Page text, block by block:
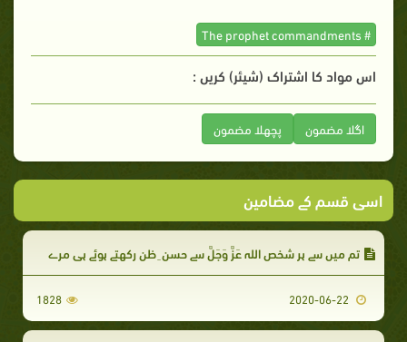
# The prophet commandments
اس مواد کا اشتراک (شیئر) کریں :
پچھلا مضمون اگلا مضمون
اسی قسم کے مضامین
تم میں سے ہر شخص اللہ عَزَّ وَجَلَّ سے حسن ِ ظن رکھتے ہوئے ہی مرے
1828